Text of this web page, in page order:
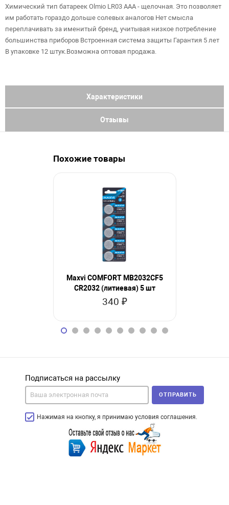
Химический тип батареек Olmio LR03 AAA - щелочная. Это позволяет
им работать гораздо дольше солевых аналогов Нет смысла
переплачивать за именитый бренд, учитывая низкое потребление
большинства приборов Встроенная система защиты Гарантия 5 лет
В упаковке 12 штук.Возможна оптовая продажа.
Характеристики
Отзывы
Похожие товары
Maxvi COMFORT MB2032CF5
CR2032 (литиевая) 5 шт
340 ₽
Подписаться на рассылку
Нажимая на кнопку, я принимаю условия соглашения.
ОТПРАВИТЬ